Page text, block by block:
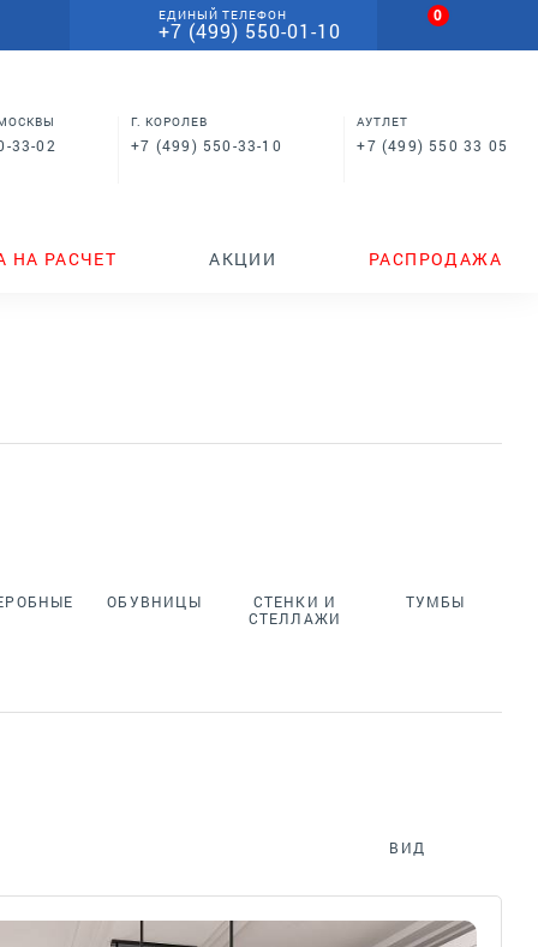
ЕДИНЫЙ ТЕЛЕФОН
+7 (499) 550-01-10
0
33-02
Г. КОРОЛЕВ
+7 (499) 550-33-10
АУТЛЕТ
+7 (499) 550 33 05
НА РАСЧЕТ АКЦИИ РАСПРОДАЖА
ОБУВНИЦЫ
СТЕНКИ И
СТЕЛЛАЖИ
ТУМБЫ
ВИД